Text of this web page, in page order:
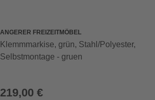
ANGERER FREIZEITMÖBEL
Klemmmarkise, grün, Stahl/Polyester,
Selbstmontage - gruen
219,00 €